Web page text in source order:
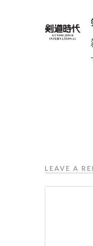
LEAVE A